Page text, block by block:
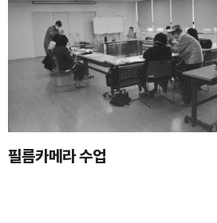
필름카메라 수업